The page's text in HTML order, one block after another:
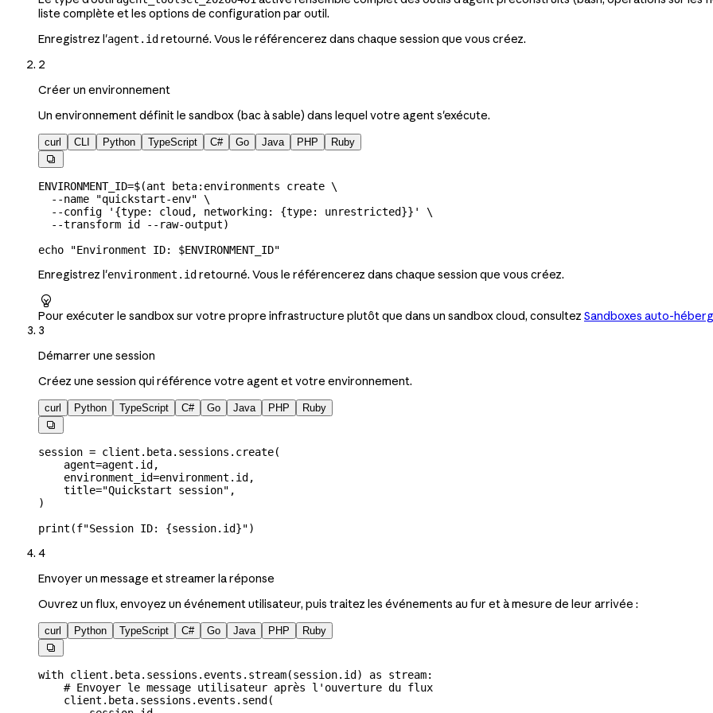
liste complète et les options de configuration par outil.
Enregistrez l'agent.id retourné. Vous le référencerez dans chaque session que vous créez.
2
Créer un environnement
Un environnement définit le sandbox (bac à sable) dans lequel votre agent s'exécute.
curl CLI Python TypeScript C# Go Java PHP Ruby

ENVIRONMENT_ID=$(ant beta:environments create \
  --name
"quickstart-env" \
  --config
'{type: cloud, networking: {type: unrestricted}}'
\
  --transform
id --raw-output)
echo "Environment ID: $ENVIRONMENT_ID"
Enregistrez l'environment.id retourné. Vous le référencerez dans chaque session que vous créez.

Pour exécuter le sandbox sur votre propre infrastructure plutôt que dans un sandbox cloud, consultez Sandboxes auto-
3
Démarrer une session
Créez une session qui référence votre agent et votre environnement.
curl Python TypeScript C# Go Java PHP Ruby

session = client.beta.sessions.create(
    agent
=agent.id,
    environment_id
=environment.id,
    title
="Quickstart session" ,
)
print (f"Session ID: {session.id}")
4
Envoyer un message et streamer la réponse
Ouvrez un flux, envoyez un événement utilisateur, puis traitez les événements au fur et à mesure de leur arrivée :
curl Python TypeScript C# Go Java PHP Ruby

with client.beta.sessions.events.stream(session.id) as stream:
    # Envoyer le message utilisateur après l'ouverture du flux
    client.beta.sessions.events.send(